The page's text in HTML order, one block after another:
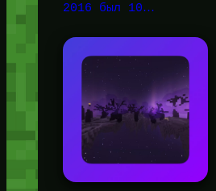
2016 был 10…